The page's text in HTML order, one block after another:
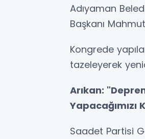
Adıyaman
Başkanı
Kongrede
tazeleyerek
Arıkan:
Yapacağımızı
Saadet Partisi